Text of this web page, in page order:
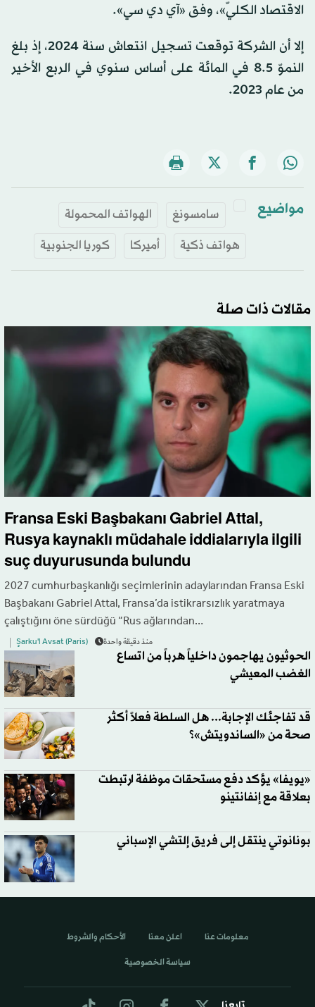
الاقتصاد الكليّ»، وفق «آي دي سي».
إلا أن الشركة توقعت تسجيل انتعاش سنة 2024، إذ بلغ
النموّ 8.5 في المائة على أساس سنوي في الربع الأخير
من عام 2023.
مواضيع سامسونغ
الهواتف المحمولة
هواتف ذكية
أميركا كوريا الجنوبية
مقالات ذات صلة
Fransa Eski Başbakanı Gabriel Attal,
Rusya kaynaklı müdahale iddialarıyla ilgili
suç duyurusunda bulundu
2027 cumhurbaşkanlığı seçimlerinin adaylarından Fransa Eski
Başbakanı Gabriel Attal, Fransa’da istikrarsızlık yaratmaya
çalıştığını öne sürdüğü “Rus ağlarından…
Şarku'l Avsat (Paris) منذ دقيقة واحدة
الحوثيون يهاجمون داخلياً هرباً من اتساع
الغضب المعيشي
قد تفاجئك الإجابة... هل السلطة فعلاً أكثر
صحة من «الساندويتش»؟
«يويفا» يؤكد دفع مستحقات موظفة ارتبطت
بعلاقة مع إنفانتينو
بونانوتي ينتقل إلى فريق إلتشي الإسباني
معلومات عنا اعلن معنا الأحكام والشروط
سياسة الخصوصية